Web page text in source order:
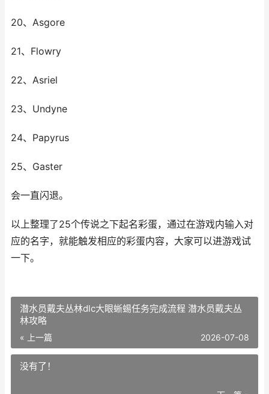
20、Asgore
21、Flowry
22、Asriel
23、Undyne
24、Papyrus
25、Gaster
会一直闪退。
以上整理了25个传说之下起名彩蛋，通过在游戏内输入对
应的名字，就能触发相应的彩蛋内容，大家可以进游戏试
一下。
潜水员戴夫丛林dlc大眼蜥蜴任务完成流程 潜水员戴夫丛
林攻略
« 上一篇 2026-07-08
没有了！